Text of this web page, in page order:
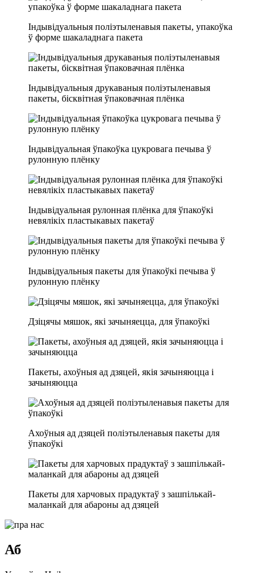
Індывідуальныя поліэтыленавыя пакеты, упакоўка
ў форме шакаладнага пакета
Індывідуальныя друкаваныя поліэтыленавыя
пакеты, бісквітная ўпаковачная плёнка
Індывідуальная ўпакоўка цукровага печыва ў
рулонную плёнку
Індывідуальная рулонная плёнка для ўпакоўкі
невялікіх пластыкавых пакетаў
Індывідуальныя пакеты для ўпакоўкі печыва ў
рулонную плёнку
Дзіцячы мяшок, які зачыняецца, для ўпакоўкі
Пакеты, ахоўныя ад дзяцей, якія зачыняюцца і
зачыняюцца
Ахоўныя ад дзяцей поліэтыленавыя пакеты для
ўпакоўкі
Пакеты для харчовых прадуктаў з зашпількай-
маланкай для абароны ад дзяцей
Аб